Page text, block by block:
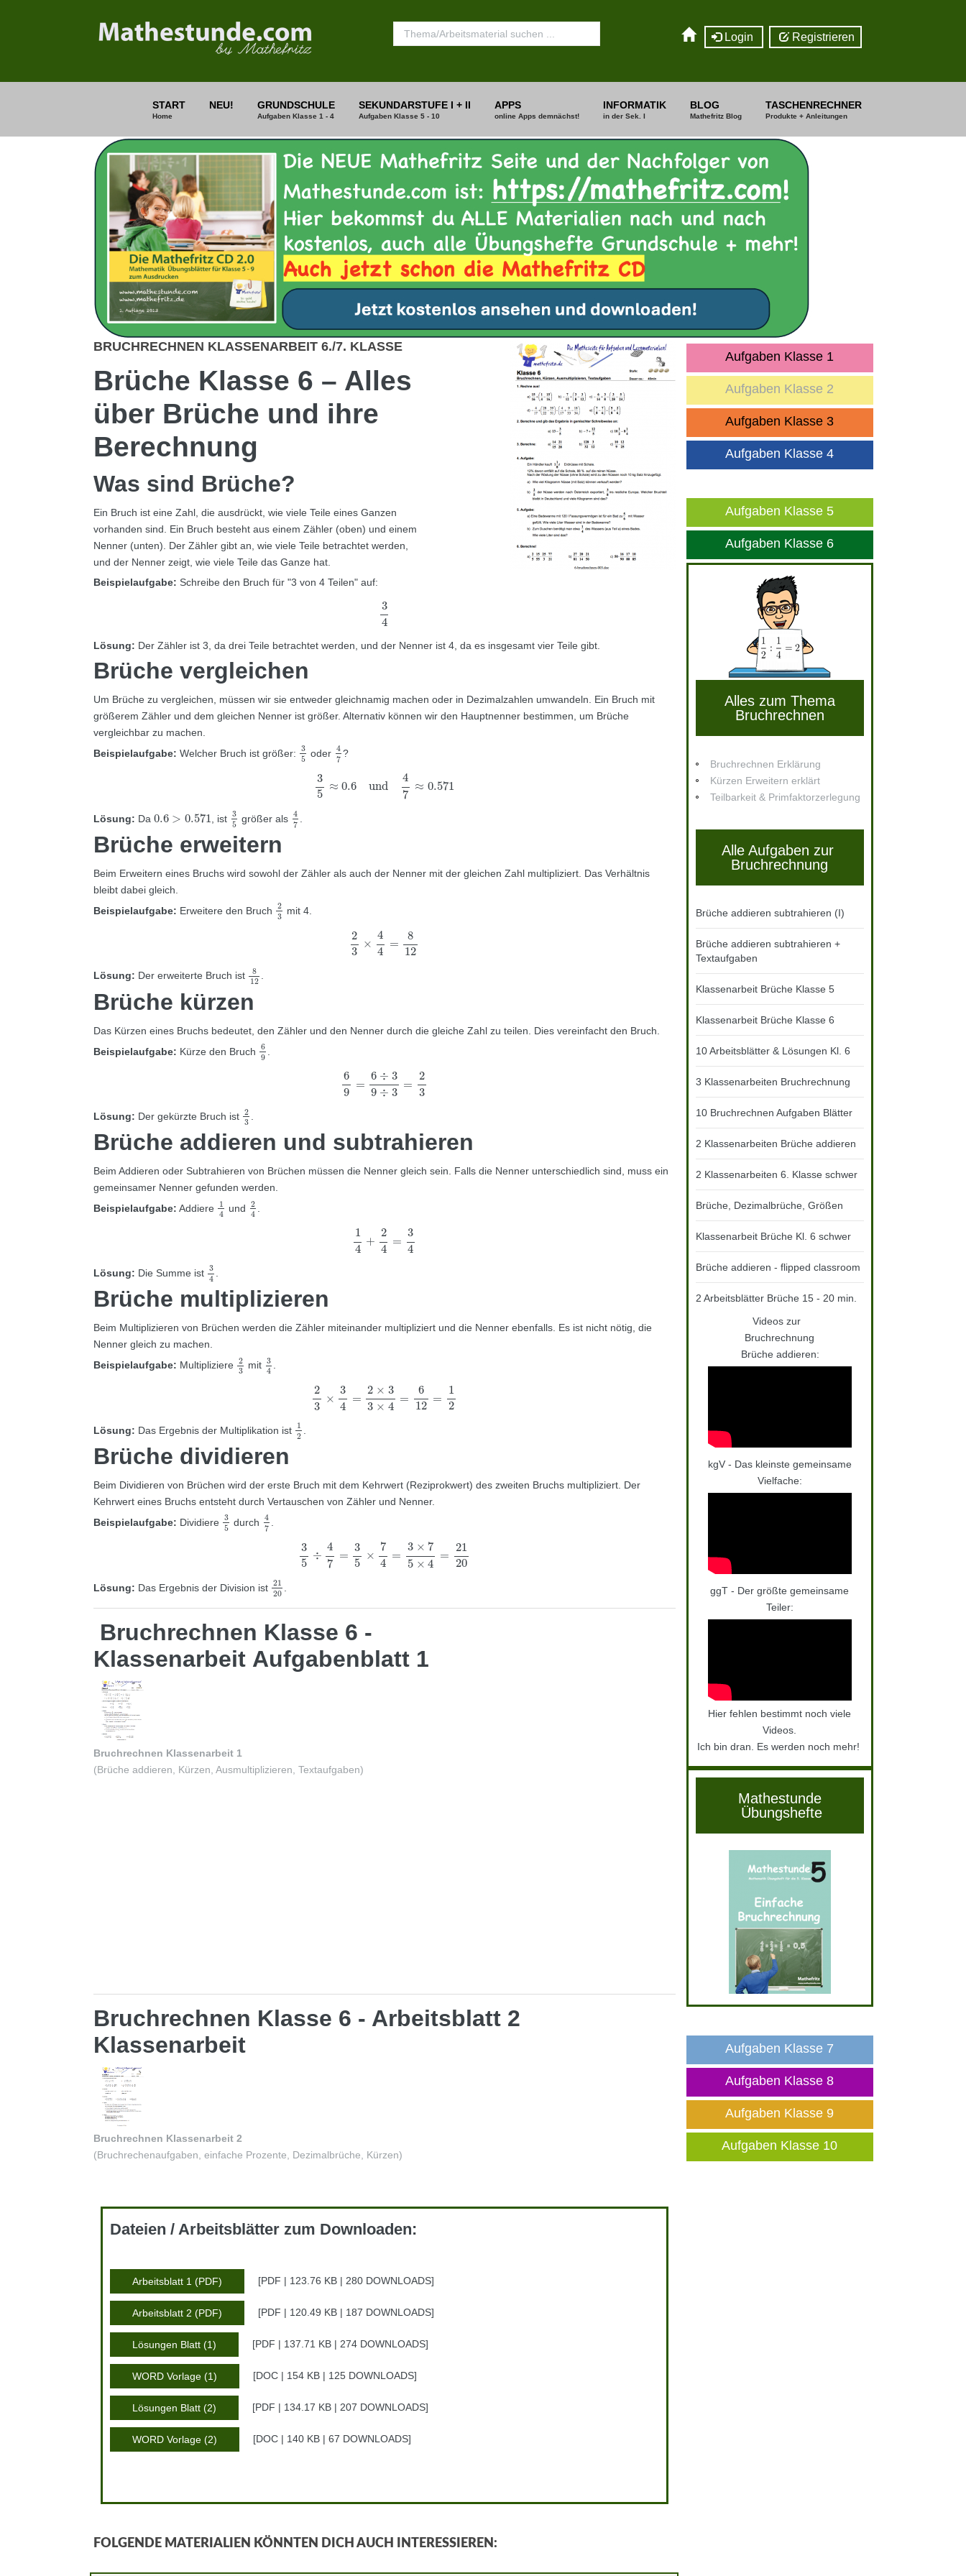
Login Registrieren
START
Home
NEU! GRUNDSCHULE
Aufgaben Klasse 1 - 4
SEKUNDARSTUFE I + II
Aufgaben Klasse 5 - 10
APPS
online Apps demnächst!
INFORMATIK
in der Sek. I
BLOG
Mathefritz Blog
TASCHENRECHNER
Produkte + Anleitungen
BRUCHRECHNEN KLASSENARBEIT 6./7. KLASSE
Brüche Klasse 6 – Alles
über Brüche und ihre
Berechnung
Was sind Brüche?
Ein Bruch ist eine Zahl, die ausdrückt, wie viele Teile eines Ganzen
vorhanden sind. Ein Bruch besteht aus einem Zähler (oben) und einem
Nenner (unten). Der Zähler gibt an, wie viele Teile betrachtet werden,
und der Nenner zeigt, wie viele Teile das Ganze hat.
Beispielaufgabe: Schreibe den Bruch für "3 von 4 Teilen" auf:
3
4
34
Lösung: Der Zähler ist 3, da drei Teile betrachtet werden, und der Nenner ist 4, da es insgesamt vier Teile gibt.
Brüche vergleichen
Um Brüche zu vergleichen, müssen wir sie entweder gleichnamig machen oder in Dezimalzahlen umwandeln. Ein Bruch mit
größerem Zähler und dem gleichen Nenner ist größer. Alternativ können wir den Hauptnenner bestimmen, um Brüche
vergleichbar zu machen.
Beispielaufgabe: Welcher Bruch ist größer: 3
5
3
oder 4
7
4
?
3
5
≈ 0.6 und
4
7
≈ 0.571
≈0.571
Lösung: Da 0.6 > 0.571
0.6 > 0.571 , ist 3
5
3
größer als 4
7
4
Brüche erweitern
Beim Erweitern eines Bruchs wird sowohl der Zähler als auch der Nenner mit der gleichen Zahl multipliziert. Das Verhältnis
bleibt dabei gleich.
Beispielaufgabe: Erweitere den Bruch 2
3
23
mit 4.
2
3
×
4
4
=
8
12
2 44 12
Lösung: Der erweiterte Bruch ist
8
12
812
.
Brüche kürzen
Das Kürzen eines Bruchs bedeutet, den Zähler und den Nenner durch die gleiche Zahl zu teilen. Dies vereinfacht den Bruch.
Beispielaufgabe: Kürze den Bruch 6
9
6
6
9
=
6 ÷ 3
9 ÷ 3
=
2
3
6 6÷ 39 ÷ 3
Lösung: Der gekürzte Bruch ist 2
3
23
Brüche addieren und subtrahieren
Beim Addieren oder Subtrahieren von Brüchen müssen die Nenner gleich sein. Falls die Nenner unterschiedlich sind, muss ein
gemeinsamer Nenner gefunden werden.
Beispielaufgabe: Addiere 1
4
1
und 2
4
24
1
4
+
2
4
=
3
4
1 24 4
Lösung: Die Summe ist 3
4
3
Brüche multiplizieren
Beim Multiplizieren von Brüchen werden die Zähler miteinander multipliziert und die Nenner ebenfalls. Es ist nicht nötig, die
Nenner gleich zu machen.
Beispielaufgabe: Multipliziere 2
3
23
mit 3
4
3
.
2
3
×
3
4
=
2 × 3
3 × 4
=
6
12
=
1
2
3 × 3 3 × 12
Lösung: Das Ergebnis der Multiplikation ist 1
2
1
Brüche dividieren
Beim Dividieren von Brüchen wird der erste Bruch mit dem Kehrwert (Reziprokwert) des zweiten Bruchs multipliziert. Der
Kehrwert eines Bruchs entsteht durch Vertauschen von Zähler und Nenner.
Beispielaufgabe: Dividiere 3
5
3
durch 4
7
4
3
5
÷
4
7
=
3
5
×
7
4
=
3 × 7
5 × 4
=
21
20
4 5 = 5 ×4 = 20
Lösung: Das Ergebnis der Division ist 21
20
21
Bruchrechnen Klasse 6 -
Klassenarbeit Aufgabenblatt 1
Bruchrechnen Klassenarbeit 1
(Brüche addieren, Kürzen, Ausmultiplizieren, Textaufgaben)
Bruchrechnen Klasse 6 - Arbeitsblatt 2
Klassenarbeit
Bruchrechnen Klassenarbeit 2
(Bruchrechenaufgaben, einfache Prozente, Dezimalbrüche, Kürzen)
Dateien / Arbeitsblätter zum Downloaden:
Arbeitsblatt 1 (PDF) PDF | 123.76 KB | 280 DOWNLOADS
Arbeitsblatt 2 (PDF) PDF | 120.49 KB | 187 DOWNLOADS
Lösungen Blatt (1) PDF | 137.71 KB | 274 DOWNLOADS
WORD Vorlage (1) DOC | 154 KB | 125 DOWNLOADS
Lösungen Blatt (2) PDF | 134.17 KB | 207 DOWNLOADS
WORD Vorlage (2) DOC | 140 KB | 67 DOWNLOADS
FOLGENDE MATERIALIEN KÖNNTEN DICH AUCH INTERESSIEREN:
Aufgaben Klasse 1
Aufgaben Klasse 2
Aufgaben Klasse 3
Aufgaben Klasse 4
Aufgaben Klasse 5
Aufgaben Klasse 6
Alles zum Thema
Bruchrechnen
Bruchrechnen Erklärung
Kürzen Erweitern erklärt
Teilbarkeit & Primfaktorzerlegung
Alle Aufgaben zur
Bruchrechnung
Brüche addieren subtrahieren (I)
Brüche addieren subtrahieren +
Textaufgaben
Klassenarbeit Brüche Klasse 5
Klassenarbeit Brüche Klasse 6
10 Arbeitsblätter & Lösungen Kl. 6
3 Klassenarbeiten Bruchrechnung
10 Bruchrechnen Aufgaben Blätter
2 Klassenarbeiten Brüche addieren
2 Klassenarbeiten 6. Klasse schwer
Brüche, Dezimalbrüche, Größen
Klassenarbeit Brüche Kl. 6 schwer
Brüche addieren - flipped classroom
2 Arbeitsblätter Brüche 15 - 20 min.
Videos zur
Bruchrechnung
Brüche addieren:
kgV - Das kleinste gemeinsame
Vielfache:
ggT - Der größte gemeinsame
Teiler:
Hier fehlen bestimmt noch viele
Videos.
Ich bin dran. Es werden noch mehr!
Mathestunde
Übungshefte
Aufgaben Klasse 7
Aufgaben Klasse 8
Aufgaben Klasse 9
Aufgaben Klasse 10